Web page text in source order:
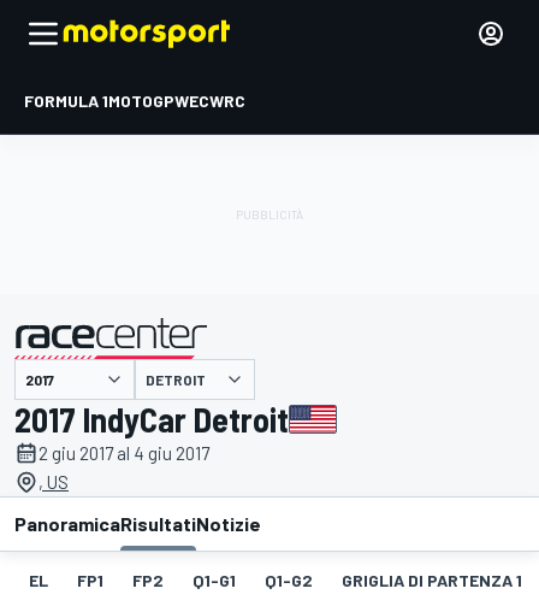
FORMULA 1MOTOGPWECWRC
presentato da DETROIT
2017 IndyCar Detroit
2 giu 2017 al 4 giu 2017
, US
PanoramicaRisultatiNotizie
EL FP1 FP2 Q1-G1 Q1-G2 GRIGLIA DI PARTENZA 1